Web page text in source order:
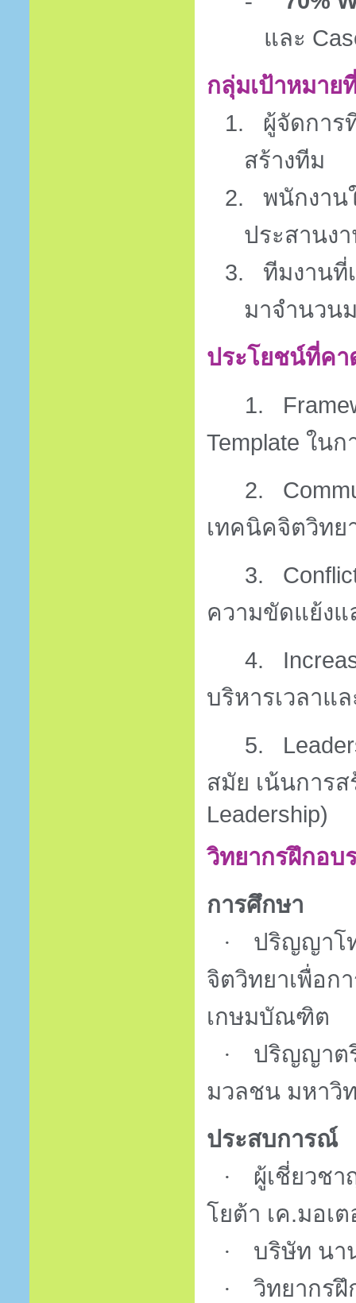
และ
กลุ่มเป้าหมาย
1.
ผู้จัดการ
สร้างทีม
2.
พนักงาน
ประสานง
3.
ทีมงานที่
มาจำนวน
ประโยชน์ที่คา
1.
Template ในก
2.
เทคนิคจิตวิทย
3.
ความขัดแย้งแ
4.
บริหารเวลาแ
5.
สมัย เน้นการส
Leadership)
วิทยากรฝึกอบ
การศึกษา
·
ปริญญาโ
จิตวิทยาเพื่อ
เกษมบัณฑิต
·
ปริญญาต
มวลชน มหาวิ
ประสบการณ์
·
ผู้เชี่ยวช
โยต้า เค.มอเ
· บริษัท นา
·
วิทยากร